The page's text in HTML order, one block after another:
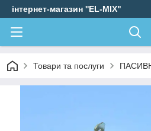
інтернет-магазин ''EL-MIX"
Товари та послуги